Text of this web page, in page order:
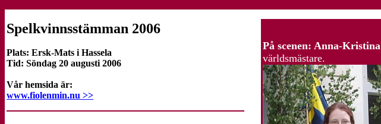
Spelkvinnsstämman 2006
Plats: Ersk-Mats i Hassela
Tid: Söndag 20 augusti 2006
Vår hemsida är:
www.fiolenmin.nu >>
På scenen: Anna-
världsmästare.